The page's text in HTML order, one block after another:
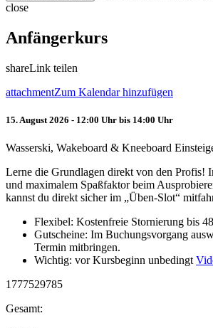
close
Anfängerkurs
shareLink teilen
attachmentZum Kalendar hinzufügen
15. August 2026 - 12:00 Uhr bis 14:00 Uhr
Wasserski, Wakeboard & Kneeboard
Lerne die Grundlagen direkt von den Profis!
und maximalem Spaßfaktor beim
kannst du direkt sicher im „Üben-Slot“
Flexibel: Kostenfreie Stornierung bis
Gutscheine: Im Buchungsvorgang
Termin mitbringen.
Wichtig: vor Kursbeginn unbedingt
1777529785
Gesamt: